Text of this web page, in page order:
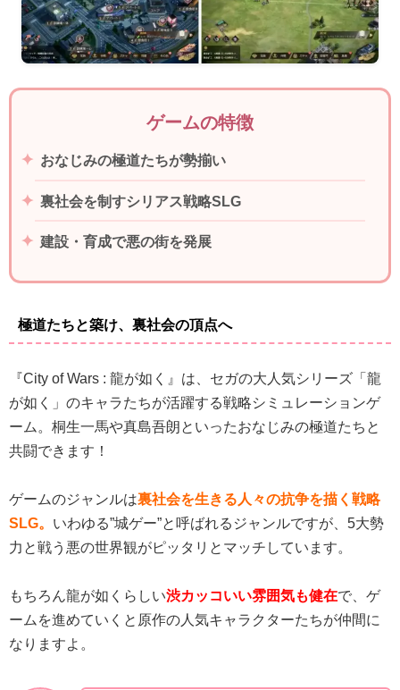
ゲームの特徴
おなじみの極道たちが勢揃い
裏社会を制すシリアス戦略SLG
建設・育成で悪の街を発展
極道たちと築け、裏社会の頂点へ
『City of Wars : 龍が如く』は、セガの大人気シリーズ「龍
が如く」のキャラたちが活躍する戦略シミュレーションゲ
ーム。桐生一馬や真島吾朗といったおなじみの極道たちと
共闘できます！
ゲームのジャンルは裏社会を生きる人々の抗争を描く戦略
SLG。 いわゆる”城ゲー”と呼ばれるジャンルですが、5大勢
力と戦う悪の世界観がピッタリとマッチしています。
もちろん龍が如くらしい渋カッコいい雰囲気も健在で、ゲ
ームを進めていくと原作の人気キャラクターたちが仲間に
なりますよ。